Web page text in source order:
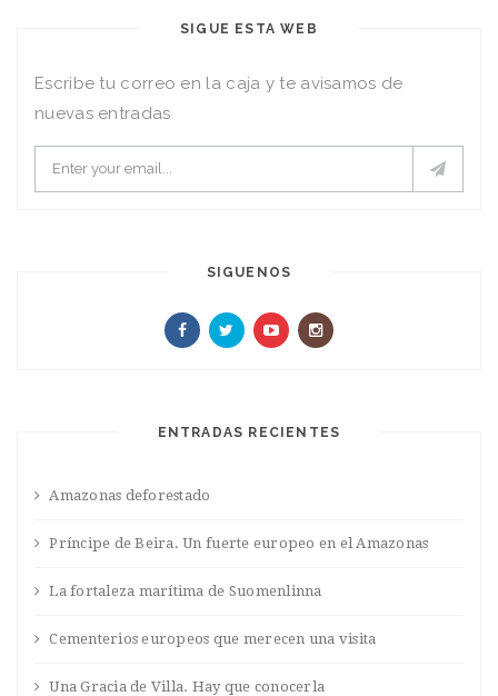
SIGUE ESTA WEB
Escribe tu correo en la caja y te avisamos de
nuevas entradas
SIGUENOS
ENTRADAS RECIENTES
Amazonas deforestado
Príncipe de Beira. Un fuerte europeo en el Amazonas
La fortaleza marítima de Suomenlinna
Cementerios europeos que merecen una visita
Una Gracia de Villa. Hay que conocerla